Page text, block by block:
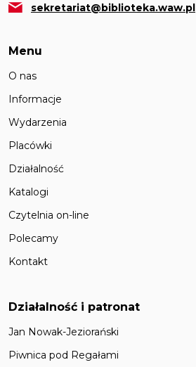
sekretariat@biblioteka.waw.pl
Menu
O nas
Informacje
Wydarzenia
Placówki
Działalność
Katalogi
Czytelnia on-line
Polecamy
Kontakt
Działalność i patronat
Jan Nowak-Jeziorański
Piwnica pod Regałami